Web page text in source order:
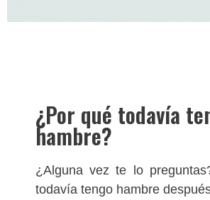
¿Por qué todavía
hambre?
¿Alguna vez te lo
todavía tengo hambre